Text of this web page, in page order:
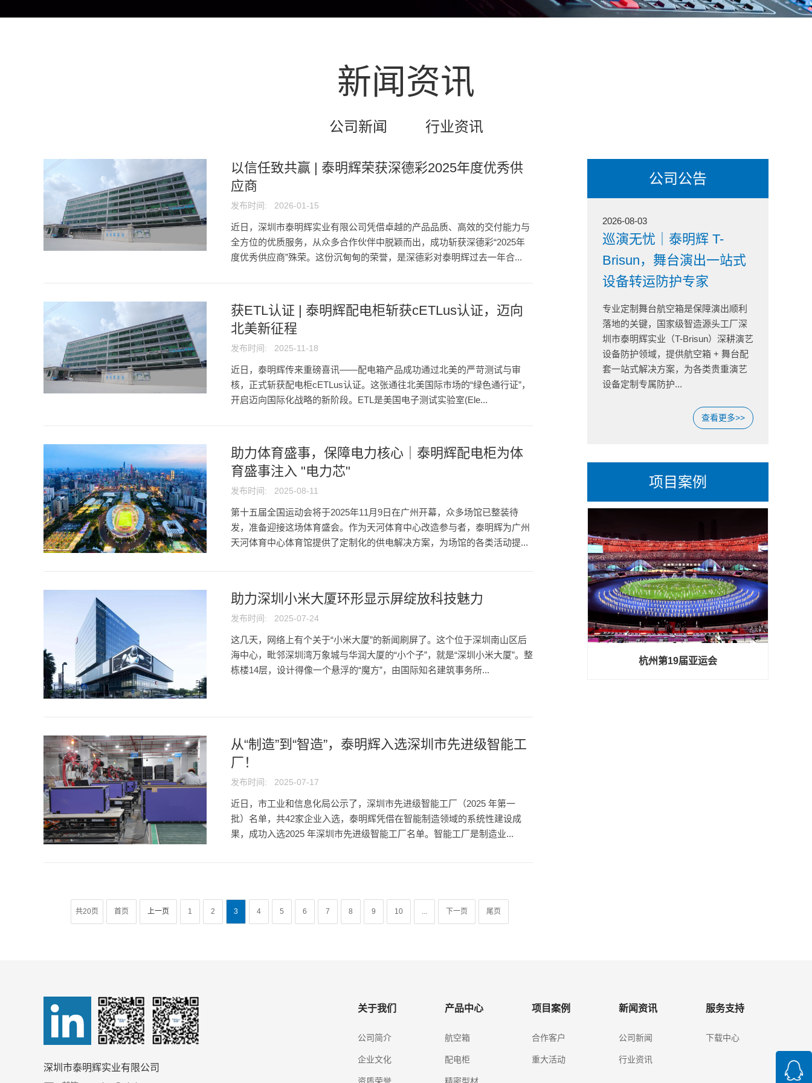
新闻资讯
公司新闻 行业资讯
以信任致共赢 | 泰明辉荣获深德彩2025年度优秀供
应商
发布时间: 2026-01-15
近日，深圳市泰明辉实业有限公司凭借卓越的产品品质、高效的交付能力与
全方位的优质服务，从众多合作伙伴中脱颖而出，成功斩获深德彩“2025年
度优秀供应商”殊荣。这份沉甸甸的荣誉，是深德彩对泰明辉过去一年合...
获ETL认证 | 泰明辉配电柜斩获cETLus认证，迈向
北美新征程
发布时间: 2025-11-18
近日，泰明辉传来重磅喜讯——配电箱产品成功通过北美的严苛测试与审
核，正式斩获配电柜cETLus认证。这张通往北美国际市场的“绿色通行证”，
开启迈向国际化战略的新阶段。ETL是美国电子测试实验室(Ele...
助力体育盛事，保障电力核心｜泰明辉配电柜为体
育盛事注入 "电力芯"
发布时间: 2025-08-11
第十五届全国运动会将于2025年11月9日在广州开幕，众多场馆已整装待
发，准备迎接这场体育盛会。作为天河体育中心改造参与者，泰明辉为广州
天河体育中心体育馆提供了定制化的供电解决方案，为场馆的各类活动提...
助力深圳小米大厦环形显示屏绽放科技魅力
发布时间: 2025-07-24
这几天，网络上有个关于“小米大厦”的新闻刷屏了。这个位于深圳南山区后
海中心，毗邻深圳湾万象城与华润大厦的“小个子”，就是“深圳小米大厦”。整
栋楼14层，设计得像一个悬浮的“魔方”，由国际知名建筑事务所...
从“制造”到“智造”，泰明辉入选深圳市先进级智能工
厂！
发布时间: 2025-07-17
近日，市工业和信息化局公示了，深圳市先进级智能工厂（2025 年第一
批）名单，共42家企业入选，泰明辉凭借在智能制造领域的系统性建设成
果，成功入选2025 年深圳市先进级智能工厂名单。智能工厂是制造业...
共20页 首页 上一页 1 2 3 4 5 6 7 8 9 10 ... 下一页 尾页
公司公告
2026-08-03
巡演无忧｜泰明辉 T-
Brisun，舞台演出一站式
设备转运防护专家
专业定制舞台航空箱是保障演出顺利
落地的关键，国家级智造源头工厂深
圳市泰明辉实业（T-Brisun）深耕演艺
设备防护领域，提供航空箱 + 舞台配
套一站式解决方案，为各类贵重演艺
设备定制专属防护...
查看更多>>
项目案例
杭州第19届亚运会
深圳市泰明辉实业有限公司
关于我们
公司简介
企业文化
产品中心
航空箱
配电柜
项目案例
合作客户
重大活动
新闻资讯
公司新闻
行业资讯
服务支持
下载中心